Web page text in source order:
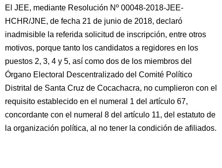
El JEE, mediante Resolución Nº 00048-2018-JEE-
HCHR/JNE, de fecha 21 de junio de 2018, declaró
inadmisible la referida solicitud de inscripción, entre otros
motivos, porque tanto los candidatos a regidores en los
puestos 2, 3, 4 y 5, así como dos de los miembros del
Órgano Electoral Descentralizado del Comité Político
Distrital de Santa Cruz de Cocachacra, no cumplieron con el
requisito establecido en el numeral 1 del artículo 67,
concordante con el numeral 8 del artículo 11, del estatuto de
la organización política, al no tener la condición de afiliados.